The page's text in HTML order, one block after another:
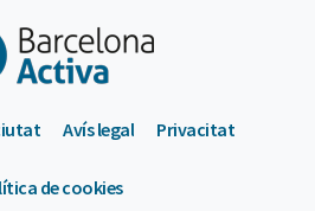
Avís legal Privacitat
de cookies